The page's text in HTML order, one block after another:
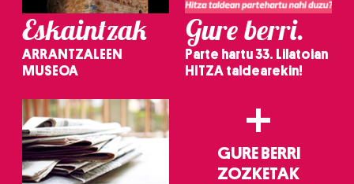
Eskaintzak
ARRANTZALEEN
MUSEOA
Gure berri.
Parte hartu 33. Lilatoian
HITZA taldearekin!
+
GURE BERRI
ZOZKETAK